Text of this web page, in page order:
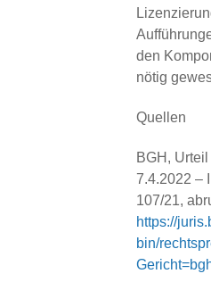
den
nötig
Quellen
BGH, Urteil
7.4.2022 –
107/21,
https://
bin/